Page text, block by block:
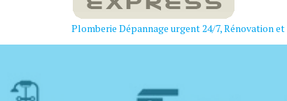
Plomberie Dépannage urgent 24/7, Rénovation